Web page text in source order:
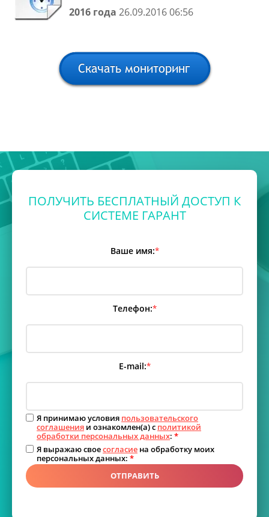
2016 года 26.09.2016 06:56
ПОЛУЧИТЬ БЕСПЛАТНЫЙ ДОСТУП К
СИСТЕМЕ ГАРАНТ
Ваше имя:*
Телефон:*
E-mail:*
Я принимаю условия пользовательского
соглашения и ознакомлен(а) с политикой
обработки персональных данных: *
Я выражаю своесогласие на обработку моих
персональных данных: *
ОТПРАВИТЬ